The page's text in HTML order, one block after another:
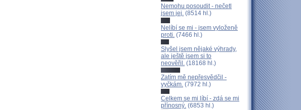
Nemohu posoudit - nečetl
jsem jej. (8514 hl.)
Nelíbí se mi - jsem vyloženě
proti. (7466 hl.)
Slyšel jsem nějaké výhrady,
ale ještě jsem si to
neověřil. (18168 hl.)
Zatím mě nepřesvědčil -
vyčkám. (7972 hl.)
Celkem se mi líbí - zdá se mi
přínosný. (6853 hl.)